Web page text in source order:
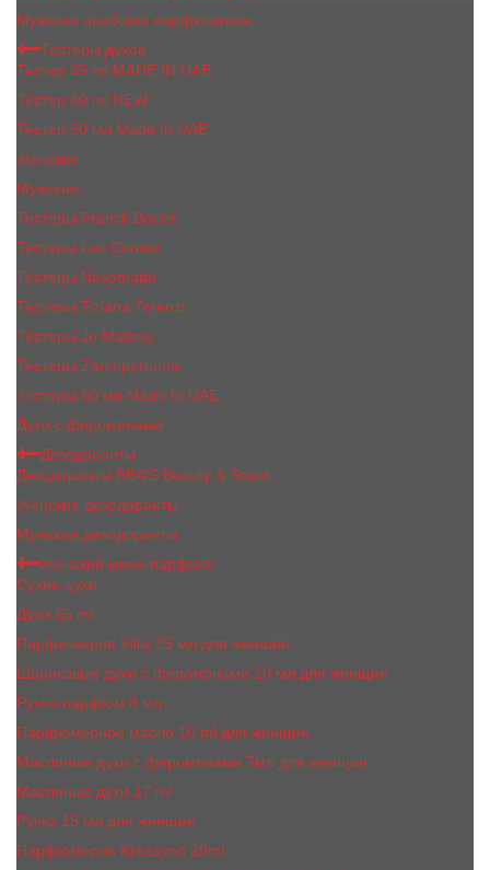
Мужская арабская парфюмерия
Тестеры духов
Тестер 35 ml MADE IN UAE
Тестер 60 ml NEW
Тестер 50 мл Made In UAE
Женские
Мужские
Тестеры Franck Boclet
Тестеры Les Contes
Тестеры Nasomatto
Тестеры Tiziana Terenzi
Тестеры Jо Malоnе
Тестеры Zarkoperfume
Тестеры 60 мл Made In UAE
Духи с феромонами
Дезодоранты
Дезодоранты BEA'S Beauty & Scent
Женские дезодоранты
Мужские дезодоранты
Женский мини парфюм
Сухие духи
Духи 65 ml
Парфюмерия Vilily 25 мл для женщин
Шариковые духи с феромонами 10 мл для женщин
Ручка-парфюм 8 мл
Парфюмерное масло 10 ml для женщин
Масляные духи c феромонами 7мл для женщин
Масляные духи 17 ml
Ручка 15 мл для женщин
Парфюмерия Kreasyon 20ml